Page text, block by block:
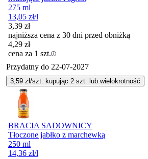
275 ml
13,05 zł/l
3,39 zł
najniższa cena z 30 dni przed obniżką
4,29 zł
cena za 1 szt.
Przydatny do 22-07-2027
3,59 zł/szt. kupując 2 szt. lub wielokrotność
BRACIA SADOWNICY
Tłoczone jabłko z marchewką
250 ml
14,36 zł/l